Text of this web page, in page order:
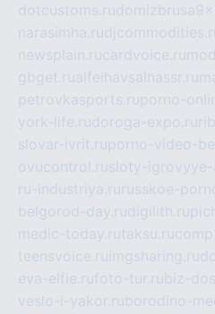
dotcustoms.ru
narasimha.ru
newsplain.rucardvoice.ru
gbget.rualfeihavsalnassr.ru
petrovkasports.ruporno-
york-life.rudoroga-expo.ru
slovar-ivrit.ruporno-video-
ovucontrol.rusloty-
ru-industriya.ru russkoe-
belgorod-day.rudigilith.ru
medic-today.rutaksu.ru
teensvoice.ru imgsharing.ru
eva-elfie.rufoto-tur.rubiz-
veslo-i-yakor.ruborodino-